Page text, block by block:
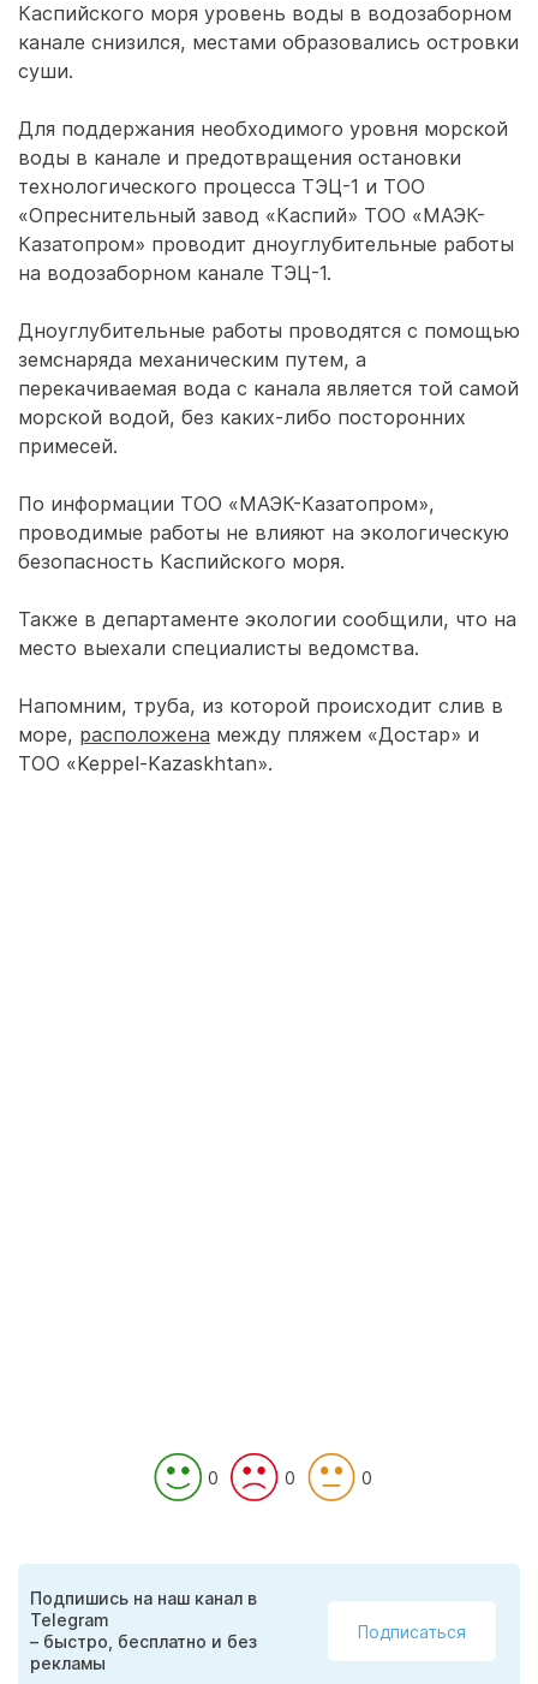
Каспийского моря уровень воды в водозаборном
канале снизился, местами образовались островки
суши.
Для поддержания необходимого уровня морской
воды в канале и предотвращения остановки
технологического процесса ТЭЦ-1 и ТОО
«Опреснительный завод «Каспий» ТОО «МАЭК-
Казатопром» проводит дноуглубительные работы
на водозаборном канале ТЭЦ-1.
Дноуглубительные работы проводятся с помощью
земснаряда механическим путем, а
перекачиваемая вода с канала является той самой
морской водой, без каких-либо посторонних
примесей.
По информации ТОО «МАЭК-Казатопром»,
проводимые работы не влияют на экологическую
безопасность Каспийского моря.
Также в департаменте экологии сообщили, что на
место выехали специалисты ведомства.
Напомним, труба, из которой происходит слив в
море, расположена между пляжем «Достар» и
ТОО «Keppel-Kazaskhtan».
0 0 0
Подпишись на наш канал в
Telegram
– быстро, бесплатно и без
рекламы
Подписаться